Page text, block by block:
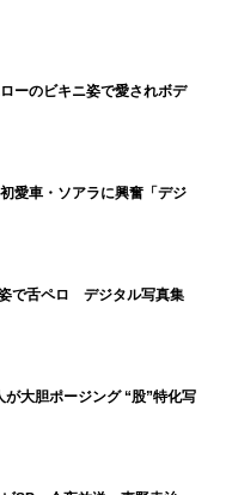
ーのビキニ姿で愛されボデ
愛車・ソアラに興奮「デジ
で舌ペロ デジタル写真集
大胆ポージング “股”特化写